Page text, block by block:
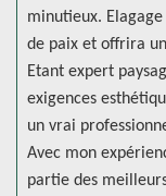
minutieux.
de paix et offrira
Etant expert
exigences
un vrai
Avec mon
partie des